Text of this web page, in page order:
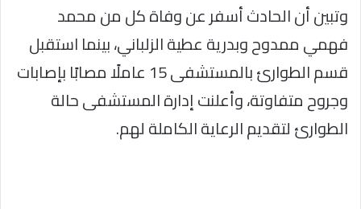
وتبين أن الحادث أسفر عن وفاة كل من محمد
فهمي ممدوح وبدرية عطية الزلباني، بينما استقبل
قسم الطوارئ بالمستشفى 15 عاملًا مصابًا بإصابات
وجروح متفاوتة، وأعلنت إدارة المستشفى حالة
الطوارئ لتقديم الرعاية الكاملة لهم.